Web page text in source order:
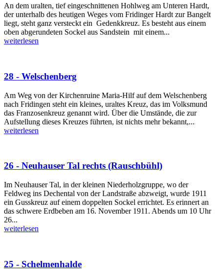
An dem uralten, tief eingeschnittenen Hohlweg am Unteren Hardt,
der unterhalb des heutigen Weges vom Fridinger Hardt zur Bangelt
liegt, steht ganz versteckt ein Gedenkkreuz. Es besteht aus einem
oben abgerundeten Sockel aus Sandstein mit einem...
weiterlesen
28 - Welschenberg
Am Weg von der Kirchenruine Maria-Hilf auf dem Welschenberg
nach Fridingen steht ein kleines, uraltes Kreuz, das im Volksmund
das Franzosenkreuz genannt wird. Über die Umstände, die zur
Aufstellung dieses Kreuzes führten, ist nichts mehr bekannt,...
weiterlesen
26 - Neuhauser Tal rechts (Rauschbühl)
Im Neuhauser Tal, in der kleinen Niederholzgruppe, wo der
Feldweg ins Dechental von der Landstraße abzweigt, wurde 1911
ein Gusskreuz auf einem doppelten Sockel errichtet. Es erinnert an
das schwere Erdbeben am 16. November 1911. Abends um 10 Uhr
26...
weiterlesen
25 - Schelmenhalde